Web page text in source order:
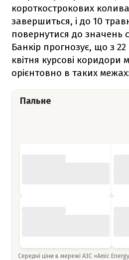
короткострокових
завершиться, і до 10
повернутися до значень
Банкір прогнозує, що з 22
квітня курсові коридори
орієнтовно в таких
Пальне
Середні ціни в мережі АЗС «Amic